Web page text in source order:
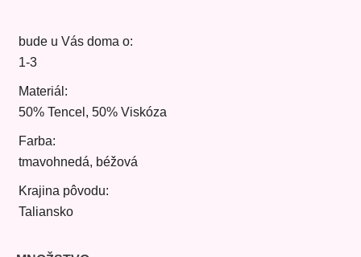
bude u Vás doma o:
1-3
Materiál:
50% Tencel, 50% Viskóza
Farba:
tmavohnedá, béžová
Krajina pôvodu:
Taliansko